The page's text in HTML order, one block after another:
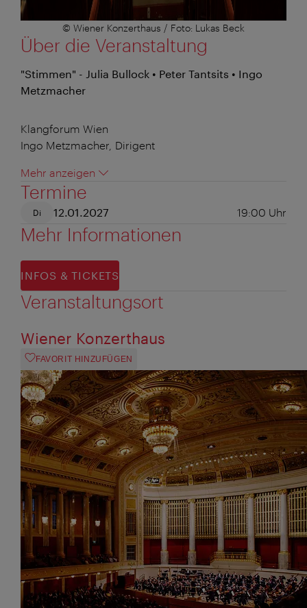
© Wiener Konzerthaus / Foto: Lukas Beck
Über die Veranstaltung
"Stimmen" - Julia Bullock • Peter Tantsits • Ingo
Metzmacher
Klangforum Wien
Ingo Metzmacher, Dirigent
Mehr anzeigen
Termine
Di 12.01.2027 19:00 Uhr
Mehr Informationen
INFOS & TICKETS
Veranstaltungsort
Wiener Konzerthaus
FAVORIT HINZUFÜGEN